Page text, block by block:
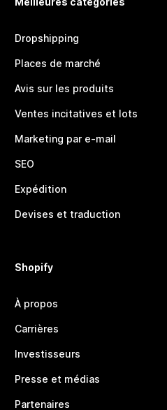
Dropshipping
Places de marché
Avis sur les produits
Ventes incitatives et lots
Marketing par e-mail
SEO
Expédition
Devises et traduction
Shopify
À propos
Carrières
Investisseurs
Presse et médias
Partenaires